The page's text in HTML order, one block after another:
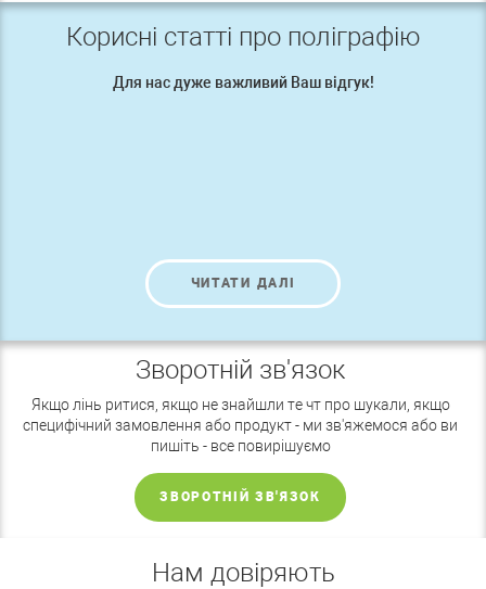
Корисні статті про поліграфію
Для нас дуже важливий Ваш відгук!
ЧИТАТИ ДАЛІ
Зворотній зв'язок
Якщо лінь ритися, якщо не знайшли те чт про шукали, якщо
специфічний замовлення або продукт - ми зв'яжемося або ви
пишіть - все повирішуємо
ЗВОРОТНІЙ ЗВ'ЯЗОК
Нам довіряють